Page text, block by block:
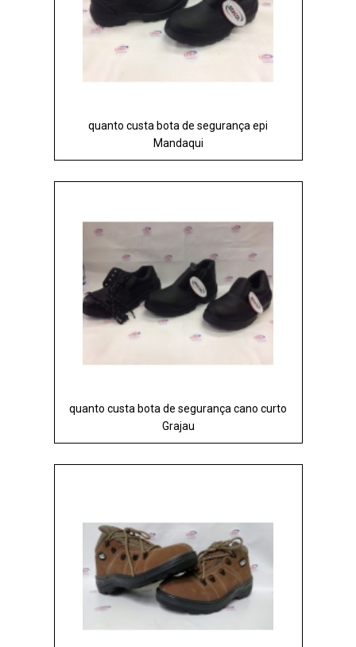
quanto custa bota de segurança epi
Mandaqui
quanto custa bota de segurança cano curto
Grajau